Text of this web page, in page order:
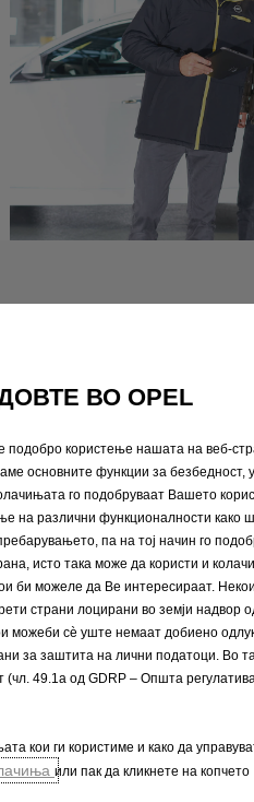
на
Ние вршиме визуелна
со што осигурува
Проверката на
моментален извештај
Дознајте повеќе
Закажете веднаш
ВО OPEL
користење нашата на веб-
основните функции за безбедност,
го подобруваат Вашето
на различни функционалности како
па на тој начин го
исто така може да користи и
би можеле да Ве интересираат.
страни лоцирани во земји надвор
можеби сѐ уште немаат добиено
за заштита на лични податоци. Во
49.1а од GDRP – Општа
кои ги користиме и како да
или пак да кликнете на копчето